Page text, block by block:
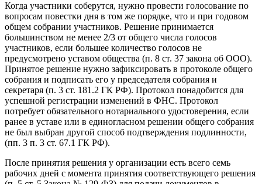
Когда участники соберутся, нужно провести голосование по
вопросам повестки дня в том же порядке, что и при годовом
общем собрании участников. Решение принимается
большинством не менее 2/3 от общего числа голосов
участников, если большее количество голосов не
предусмотрено уставом общества (п. 8 ст. 37 закона об ООО).
Принятое решение нужно зафиксировать в протоколе общего
собрания и подписать его у председателя собрания и
секретаря (п. 3 ст. 181.2 ГК РФ). Протокол понадобится для
успешной регистрации изменений в ФНС. Протокол
потребует обязательного нотариального удостоверения, если
ранее в уставе или в единогласном решении общего собрания
не был выбран другой способ подтверждения подлинности,
(пп. 3 п. 3 ст. 67.1 ГК РФ).
После принятия решения у организации есть всего семь
рабочих дней с момента принятия соответствующего решения